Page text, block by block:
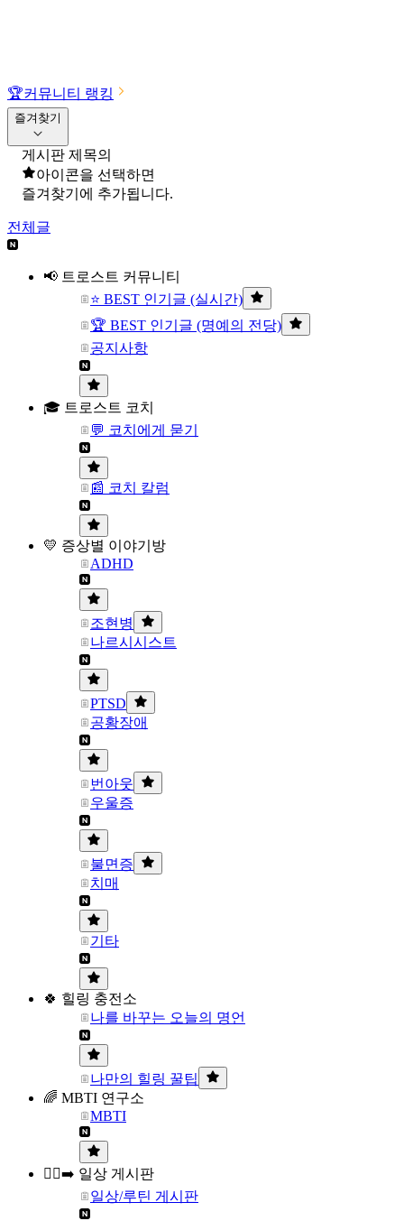
🏆커뮤니티 랭킹
즐겨찾기
게시판 제목의
아이콘을 선택하면
즐겨찾기에 추가됩니다.
전체글
📢 트로스트 커뮤니티
⭐ BEST 인기글 (실시간)
🏆 BEST 인기글 (명예의 전당)
공지사항
🎓 트로스트 코치
💬 코치에게 묻기
📰 코치 칼럼
💛 증상별 이야기방
ADHD
조현병
나르시시스트
PTSD
공황장애
번아웃
우울증
불면증
치매
기타
🍀 힐링 충전소
나를 바꾸는 오늘의 명언
나만의 힐링 꿀팁
🌈 MBTI 연구소
MBTI
🏃‍♀️‍➡️ 일상 게시판
일상/루틴 게시판